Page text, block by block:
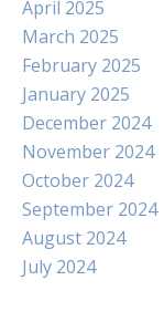
April 2025
March 2025
February 2025
January 2025
December 2024
November 2024
October 2024
September 2024
August 2024
July 2024